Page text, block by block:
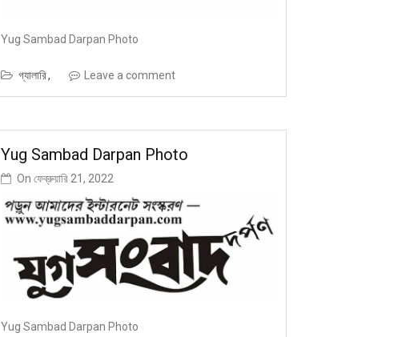
Yug Sambad Darpan Photo
গ্যালারি Leave a comment
Yug Sambad Darpan Photo
Onফেব্রুয়ারি 21, 2022
Yug Sambad Darpan Photo